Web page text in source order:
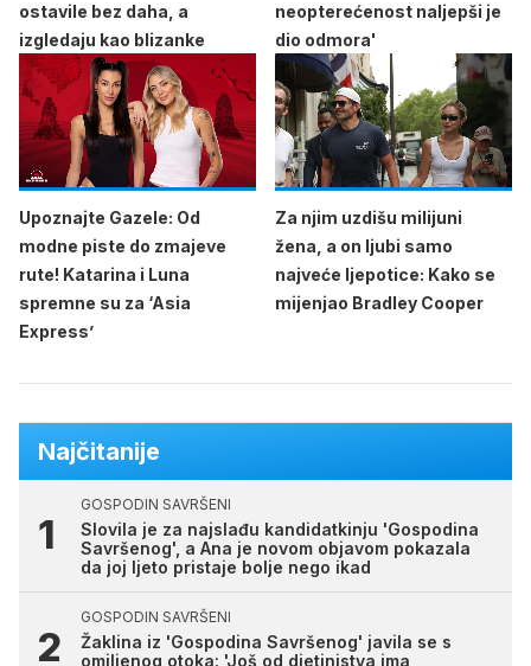
ostavile bez daha, a
izgledaju kao blizanke
neopterećenost naljepši je
dio odmora'
Upoznajte Gazele: Od
modne piste do zmajeve
rute! Katarina i Luna
spremne su za ‘Asia
Express’
Za njim uzdišu milijuni
žena, a on ljubi samo
najveće ljepotice: Kako se
mijenjao Bradley Cooper
Najčitanije
GOSPODIN SAVRŠENI
Slovila je za najslađu kandidatkinju 'Gospodina
Savršenog', a Ana je novom objavom pokazala
da joj ljeto pristaje bolje nego ikad
GOSPODIN SAVRŠENI
Žaklina iz 'Gospodina Savršenog' javila se s
omiljenog otoka: 'Još od djetinjstva ima